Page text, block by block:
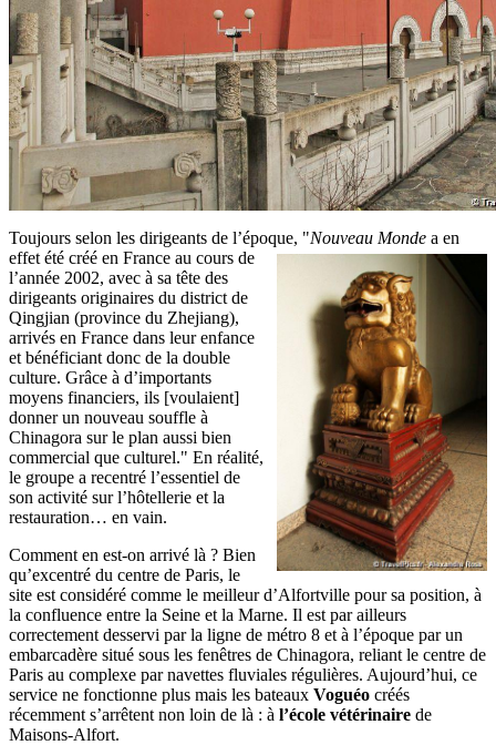
Toujours selon les dirigeants de l’époque, "Nouveau Monde a en
effet été créé en France au cours de
l’année 2002, avec à sa tête des
dirigeants originaires du district de
Qingjian (province du Zhejiang),
arrivés en France dans leur enfance
et bénéficiant donc de la double
culture. Grâce à d’importants
moyens financiers, ils [voulaient]
donner un nouveau souffle à
Chinagora sur le plan aussi bien
commercial que culturel." En réalité,
le groupe a recentré l’essentiel de
son activité sur l’hôtellerie et la
restauration… en vain.
Comment en est-on arrivé là ? Bien
qu’excentré du centre de Paris, le
site est considéré comme le meilleur d’Alfortville pour sa position, à
la confluence entre la Seine et la Marne. Il est par ailleurs
correctement desservi par la ligne de métro 8 et à l’époque par un
embarcadère situé sous les fenêtres de Chinagora, reliant le centre de
Paris au complexe par navettes fluviales régulières. Aujourd’hui, ce
service ne fonctionne plus mais les bateaux Voguéo créés
récemment s’arrêtent non loin de là : à l’école vétérinaire de
Maisons-Alfort.